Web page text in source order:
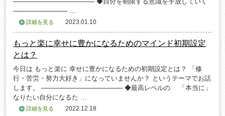
────────────────── ◆自分を制限する意識を手放していく
──────────── …
詳細を見る 2023.01.10
もっと楽に幸せに豊かになるためのマインド初期設定
とは？
今日は もっと楽に 幸せに豊かになるための初期設定とは？ 「修
行・苦労・努力大好き」になっていませんか？ というテーマでお話
します。 ────────────────── ◆最高レベルの 「本当に」
なりたい自分になるた …
詳細を見る 2022.12.18